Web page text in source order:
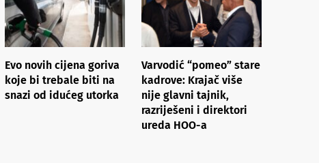
Evo novih cijena goriva
koje bi trebale biti na
snazi od idućeg utorka
Varvodić “pomeo” stare
kadrove: Krajač više
nije glavni tajnik,
razriješeni i direktori
ureda HOO-a